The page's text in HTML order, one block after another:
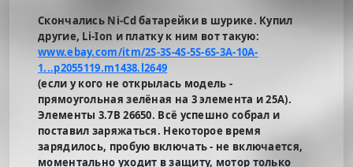
Скончались Ni-Cd батарейки в шурике. Купил
другие, Li-Ion и платку к ним вот такую:
www.ebay.com/itm/2S-3S-4S-5S-6S-3A-10A-
1...p2055119.m1438.l2649
(если у кого не открылась модель -
прямоугольная зелёная на 3 элемента и 25А).
Элементы 3.7В 26650. Всё успешно собрал и
поставил заряжаться. Некоторое время
зарядилось, пробую включать - не включается,
моментально уходит в защиту, мотор только